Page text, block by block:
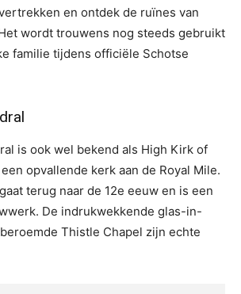
en ontdek de ruïnes van
wordt trouwens nog steeds gebruikt
familie tijdens officiële Schotse
is ook wel bekend als High Kirk of
opvallende kerk aan de Royal Mile.
terug naar de 12e eeuw en is een
De indrukwekkende glas-in-
Thistle Chapel zijn echte